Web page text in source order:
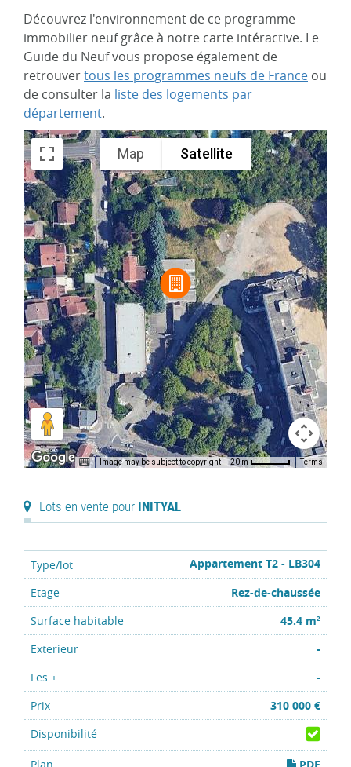
Découvrez l'environnement de ce programme
immobilier neuf grâce à notre carte intéractive. Le
Guide du Neuf vous propose également de
retrouvertous les programmes neufs de France ou
de consulter la liste des logements par
département.
Map Satellite
Image may be subject to copyright 20 m Terms
Lots en vente pour INITYAL
Appartement T2 - LB304
Rez-de-chaussée
45.4 m2
-
-
310 000 €
PDF